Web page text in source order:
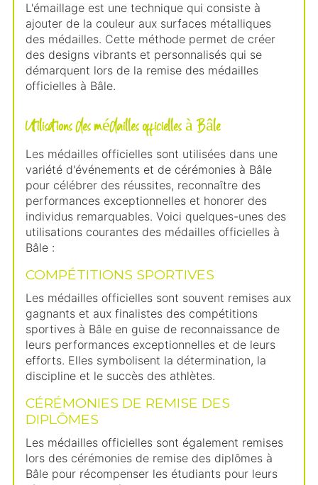
L'émaillage est une technique qui consiste à
ajouter de la couleur aux surfaces métalliques
des médailles. Cette méthode permet de créer
des designs vibrants et personnalisés qui se
démarquent lors de la remise des médailles
officielles à Bâle.
Utilisations des médailles officielles à Bâle
Les médailles officielles sont utilisées dans une
variété d'événements et de cérémonies à Bâle
pour célébrer des réussites, reconnaître des
performances exceptionnelles et honorer des
individus remarquables. Voici quelques-unes des
utilisations courantes des médailles officielles à
Bâle :
COMPÉTITIONS SPORTIVES
Les médailles officielles sont souvent remises aux
gagnants et aux finalistes des compétitions
sportives à Bâle en guise de reconnaissance de
leurs performances exceptionnelles et de leurs
efforts. Elles symbolisent la détermination, la
discipline et le succès des athlètes.
CÉRÉMONIES DE REMISE DES
DIPLÔMES
Les médailles officielles sont également remises
lors des cérémonies de remise des diplômes à
Bâle pour récompenser les étudiants pour leurs